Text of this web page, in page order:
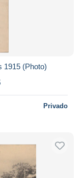
1915 (Photo)
Privado